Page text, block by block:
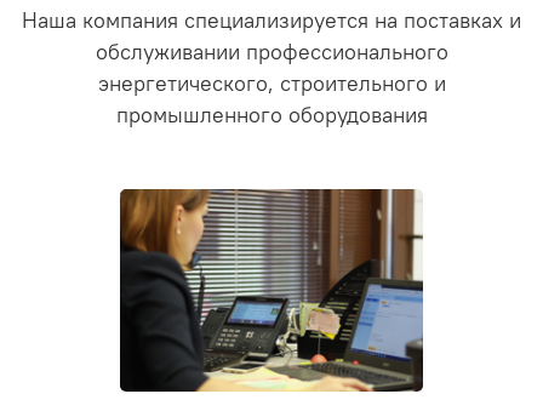
Наша компания специализируется на поставках и
обслуживании профессионального
энергетического, строительного и
промышленного оборудования